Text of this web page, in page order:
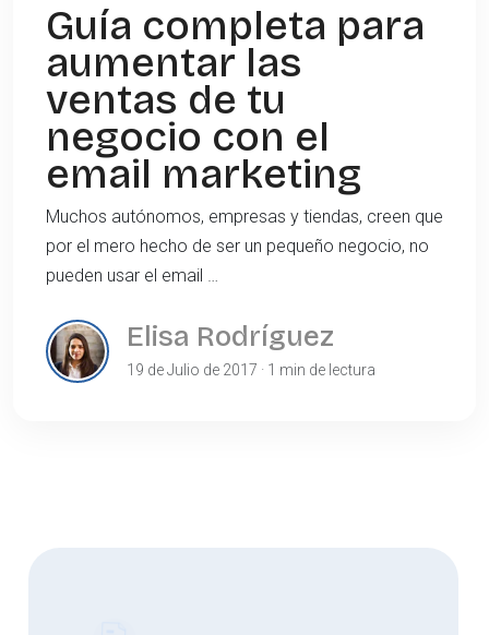
Guía completa para
aumentar las
ventas de tu
negocio con el
email marketing
Muchos autónomos, empresas y tiendas, creen que
por el mero hecho de ser un pequeño negocio, no
pueden usar el email …
Elisa Rodríguez
19 de Julio de 2017 · 1 min de lectura